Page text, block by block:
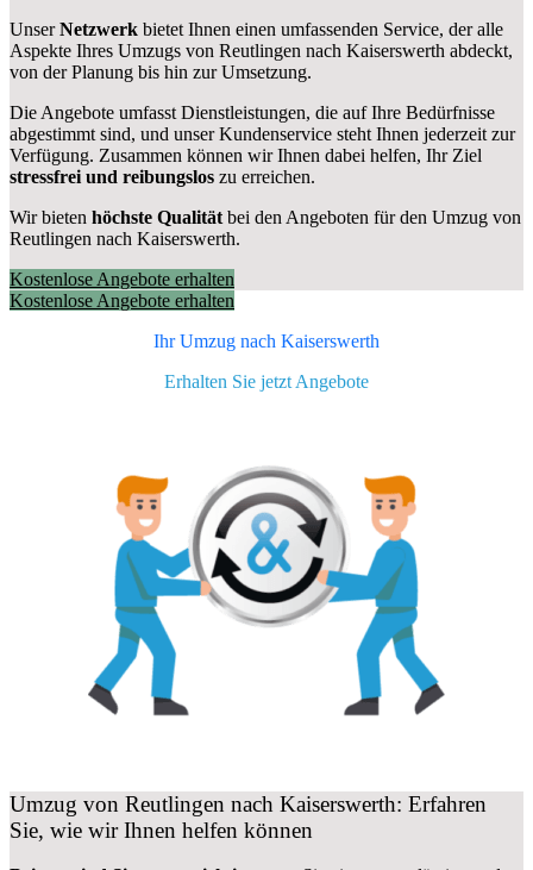
UnserNetzwerk bietet Ihnen einen umfassenden Service, der alle
Aspekte Ihres Umzugs von Reutlingen nach Kaiserswerth abdeckt,
von der Planung bis hin zur Umsetzung.
Die Angebote umfasst Dienstleistungen, die auf Ihre Bedürfnisse
abgestimmt sind, und unser Kundenservice steht Ihnen jederzeit zur
Verfügung. Zusammen können wir Ihnen dabei helfen, Ihr Ziel
stressfrei und reibungslos zu erreichen.
Wir bieten höchste Qualität bei den Angeboten für den Umzug von
Reutlingen nach Kaiserswerth.
Kostenlose Angebote erhalten
Kostenlose Angebote erhalten
Ihr Umzug nach Kaiserswerth
Erhalten Sie jetzt Angebote
Umzug von Reutlingen nach Kaiserswerth: Erfahren
Sie, wie wir Ihnen helfen können